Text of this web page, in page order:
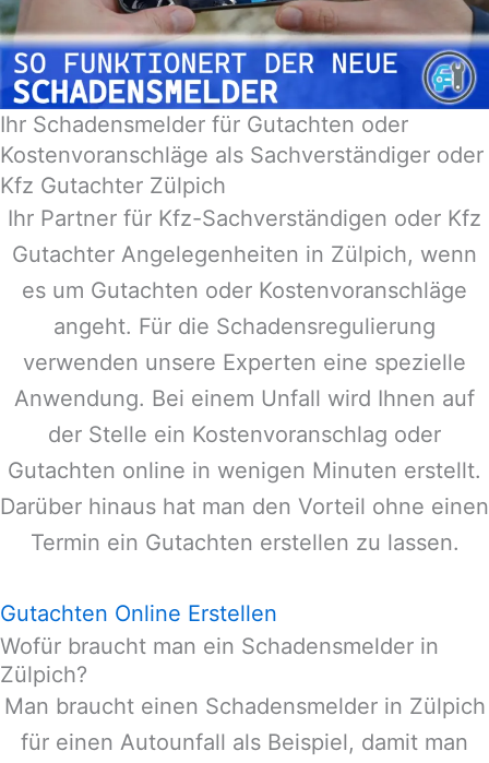
Ihr Schadensmelder für Gutachten oder
Kostenvoranschläge als Sachverständiger oder
Kfz Gutachter Zülpich
Ihr Partner für Kfz-Sachverständigen oder Kfz
Gutachter Angelegenheiten in Zülpich, wenn
es um Gutachten oder Kostenvoranschläge
angeht. Für die Schadensregulierung
verwenden unsere Experten eine spezielle
Anwendung. Bei einem Unfall wird Ihnen auf
der Stelle ein Kostenvoranschlag oder
Gutachten online in wenigen Minuten erstellt.
Darüber hinaus hat man den Vorteil ohne einen
Termin ein Gutachten erstellen zu lassen.
Gutachten Online Erstellen
Wofür braucht man ein Schadensmelder in
Zülpich?
Man braucht einen Schadensmelder in Zülpich
für einen Autounfall als Beispiel, damit man